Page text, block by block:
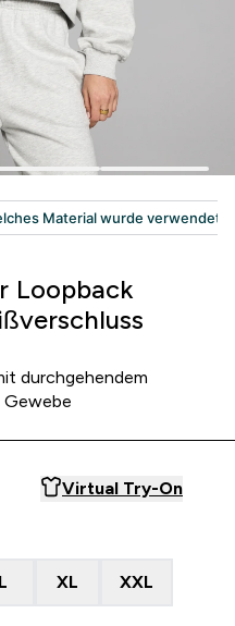
Loopback
durchgehendem
Gewebe
Virtual Try-On
L XL XXL